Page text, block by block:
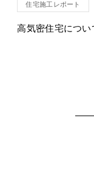
住宅施工レポート
高気密住宅につい